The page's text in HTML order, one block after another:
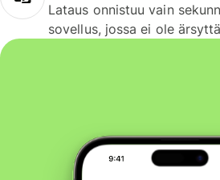
Lataus onnistuu vain
sovellus, jossa ei ole